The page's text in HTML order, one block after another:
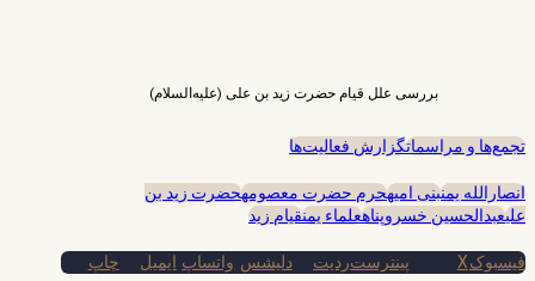
بررسی علل قیام حضرت زید بن علی (علیه‌السلام)
تجمع‌ها و مراسماتگزارش فعالیت‌ها
انصارالله یمنبنی امیهحرم حضرت معصومهحضرت زید بن
علیعبدالحسین خسروپناهعلماء یمنقیام زید
فیسبوکX پینترستردیت دلیشس واتساپ ایمیل چاپ